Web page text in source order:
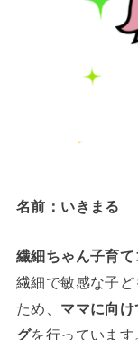
名前：いきまる
繊細ちゃん子育て
繊細で敏感な子
ため、 ママに向
グを行っています